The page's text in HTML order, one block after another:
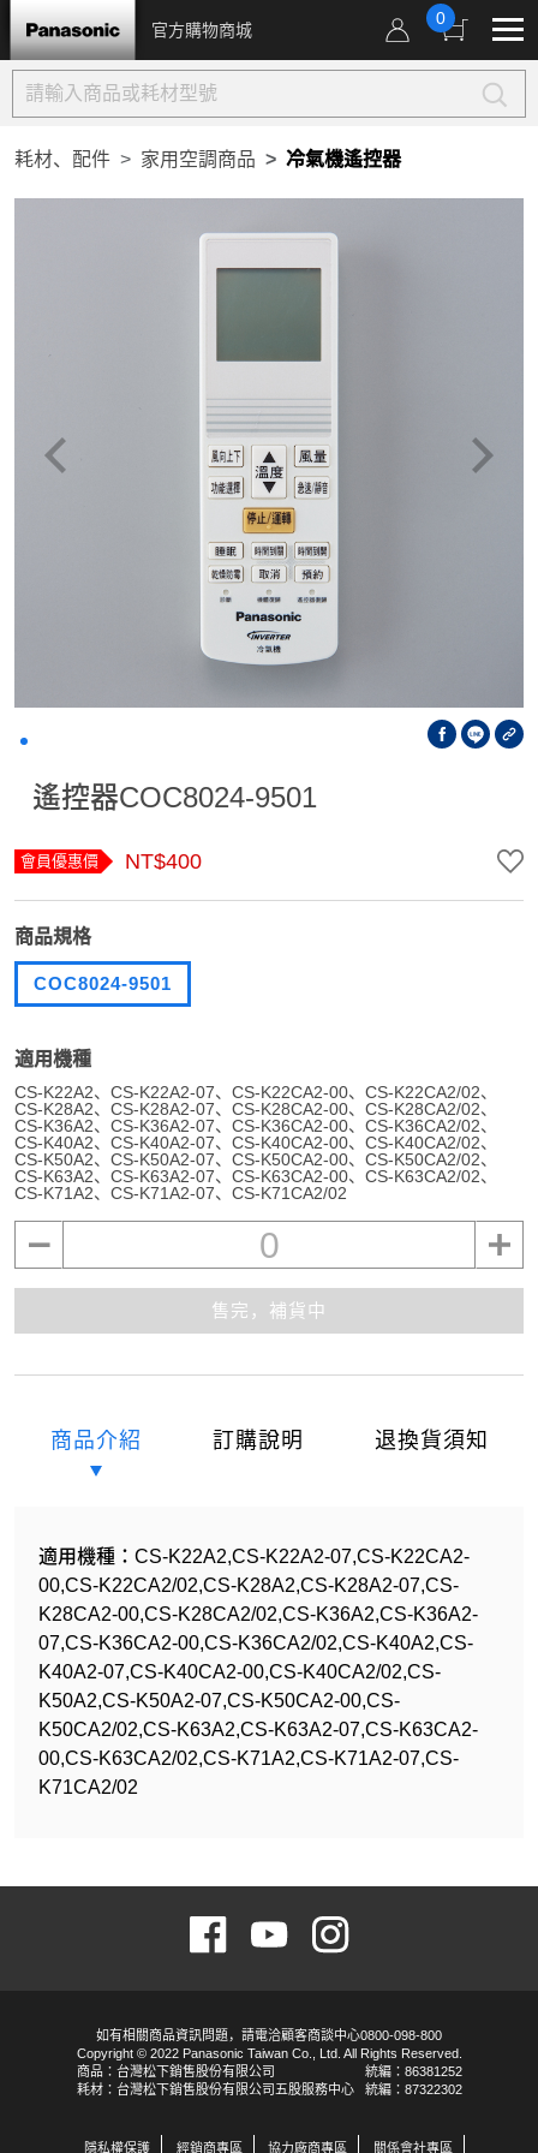
官方購物商城
0
耗材、配件 家用空調商品 冷氣機遙控器
遙控器COC8024-9501
會員優惠價 NT$400
商品規格
COC8024-9501
適用機種
CS-K22A2 CS-K22A2-07 CS-K22CA2-00
CS-K22CA2/02
CS-K28A2
CS-K28A2-07 CS-K28CA2-00
CS-K28CA2/02
CS-K36A2
CS-K36A2-07 CS-K36CA2-00
CS-K36CA2/02
CS-K40A2
CS-K40A2-07 CS-K40CA2-00
CS-K40CA2/02
CS-K50A2
CS-K50A2-07 CS-K50CA2-00
CS-K50CA2/02
CS-K63A2
CS-K63A2-07 CS-K63CA2-00
CS-K63CA2/02
CS-K71A2
CS-K71A2-07 CS-K71CA2/02
0
售完，補貨中
商品介紹 訂購說明 退換貨須知
適用機種：CS-K22A2,CS-K22A2-07,CS-K22CA2-
00,CS-K22CA2/02,CS-K28A2,CS-K28A2-07,CS-
K28CA2-00,CS-K28CA2/02,CS-K36A2,CS-K36A2-
07,CS-K36CA2-00,CS-K36CA2/02,CS-K40A2,CS-
K40A2-07,CS-K40CA2-00,CS-K40CA2/02,CS-
K50A2,CS-K50A2-07,CS-K50CA2-00,CS-
K50CA2/02,CS-K63A2,CS-K63A2-07,CS-K63CA2-
00,CS-K63CA2/02,CS-K71A2,CS-K71A2-07,CS-
K71CA2/02
如有相關商品資訊問題，請電洽顧客商談中心0800-098-800
Copyright © 2022 Panasonic Taiwan Co., Ltd. All Rights Reserved.
商品：台灣松下銷售股份有限公司
耗材：台灣松下銷售股份有限公司五股服務中心
統編：86381252
統編：87322302
隱私權保護 經銷商專區 協力廠商專區 關係會社專區